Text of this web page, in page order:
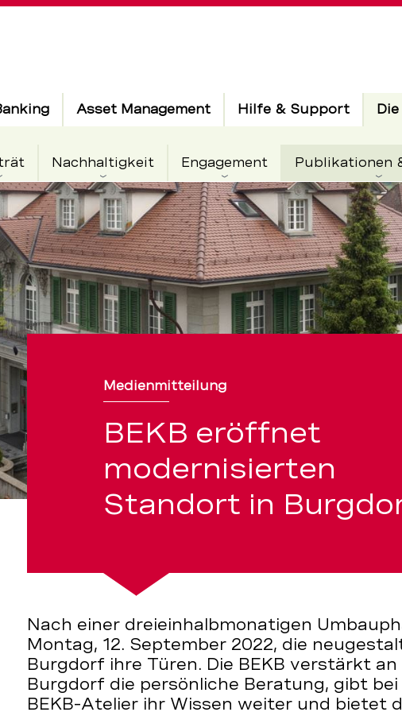
Asset Management Hilfe & Support Die
Nachhaltigkeit Engagement Publikationen
Medienmitteilung
BEKB eröffnet
modernisierten
Standort in
Nach einer dreieinhalbmonatigen
Montag, 12. September 2022, die
Burgdorf ihre Türen. Die BEKB verstärkt
Burgdorf die persönliche Beratung, gibt bei
BEKB-Atelier ihr Wissen weiter und bietet